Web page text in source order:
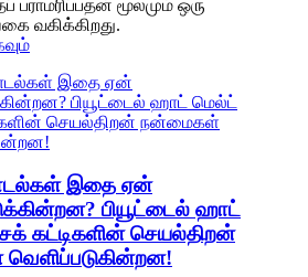
பராமரிப்பதன் மூலமும் ஒரு
வகிக்கிறது.
இதை ஏன்
பியூட்டைல் ​​ஹாட்
கட்டிகளின் செயல்திறன்